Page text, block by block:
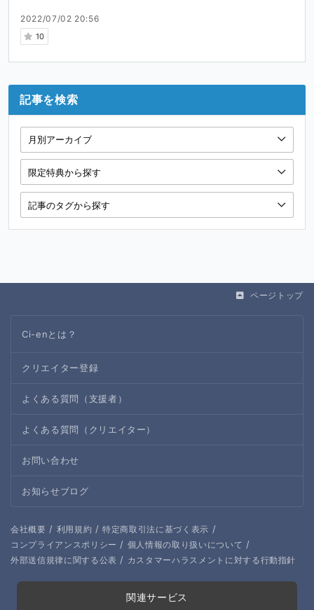
2022/07/02 20:56
10
記事を検索
ページトップ
Ci-enとは？
クリエイター登録
よくある質問（支援者）
よくある質問（クリエイター）
お問い合わせ
お知らせブログ
会社概要 / 利用規約 / 特定商取引法に基づく表示 /
コンプライアンスポリシー / 個人情報の取り扱いについて /
外部送信規律に関する公表 / カスタマーハラスメントに対する行動指針
関連サービス